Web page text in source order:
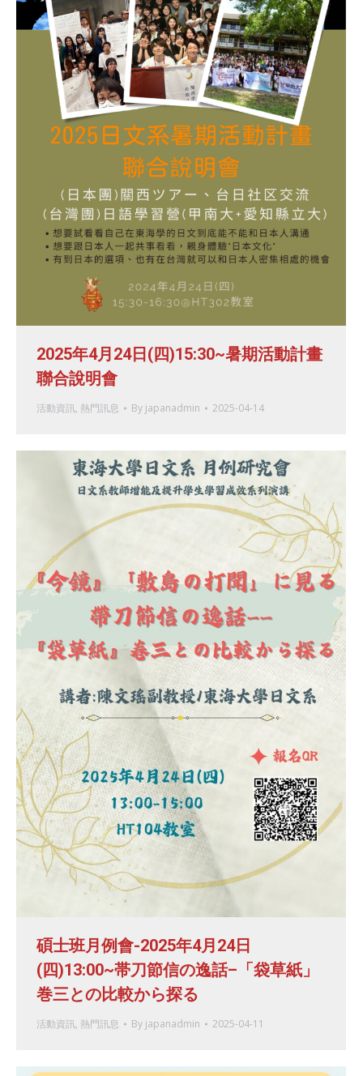
2025年4月24日(四)15:30~暑期活動計畫
聯合說明會
活動資訊, 熱門訊息 By japanadmin 2025-04-14
碩士班月例會-2025年4月24日
(四)13:00~帯刀節信の逸話–「袋草紙」
巻三との比較から探る
活動資訊, 熱門訊息 By japanadmin 2025-04-11